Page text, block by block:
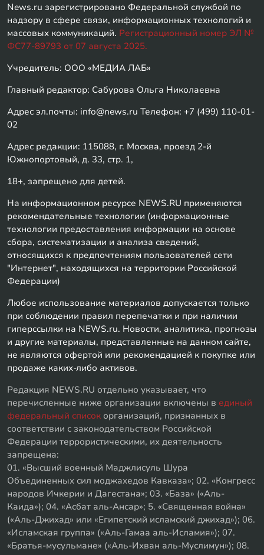
News.ru зарегистрировано Федеральной службой по
надзору в сфере связи, информационных технологий и
массовых коммуникаций. Регистрационный номер ЭЛ №
ФС77-89793 от 07 августа 2025.
Учредитель: ООО «МЕДИА ЛАБ»
Главный редактор: Сабурова Ольга Николаевна
Адрес эл.почты: info@news.ru Телефон: +7 (499) 110-01-
02
Адрес редакции: 115088, г. Москва, проезд 2-й
Южнопортовый, д. 33, стр. 1,
18+, запрещено для детей.
На информационном ресурсе NEWS.RU применяются
рекомендательные технологии (информационные
технологии предоставления информации на основе
сбора, систематизации и анализа сведений,
относящихся к предпочтениям пользователей сети
"Интернет", находящихся на территории Российской
Федерации)
Любое использование материалов допускается только
при соблюдении правил перепечатки и при наличии
гиперссылки на NEWS.ru. Новости, аналитика, прогнозы
и другие материалы, представленные на данном сайте,
не являются офертой или рекомендацией к покупке или
продаже каких-либо активов.
Редакция NEWS.RU отдельно указывает, что
перечисленные ниже организации включены в единый
федеральный список организаций, признанных в
соответствии с законодательством Российской
Федерации террористическими, их деятельность
запрещена:
01. «Высший военный Маджлисуль Шура
Объединенных сил моджахедов Кавказа»; 02. «Конгресс
народов Ичкерии и Дагестана»; 03. «База» («Аль-
Каида»); 04. «Асбат аль-Ансар»; 5. «Священная война»
(«Аль-Джихад» или «Египетский исламский джихад»); 06.
«Исламская группа» («Аль-Гамаа аль-Исламия»); 07.
«Братья-мусульмане» («Аль-Ихван аль-Муслимун»); 08.